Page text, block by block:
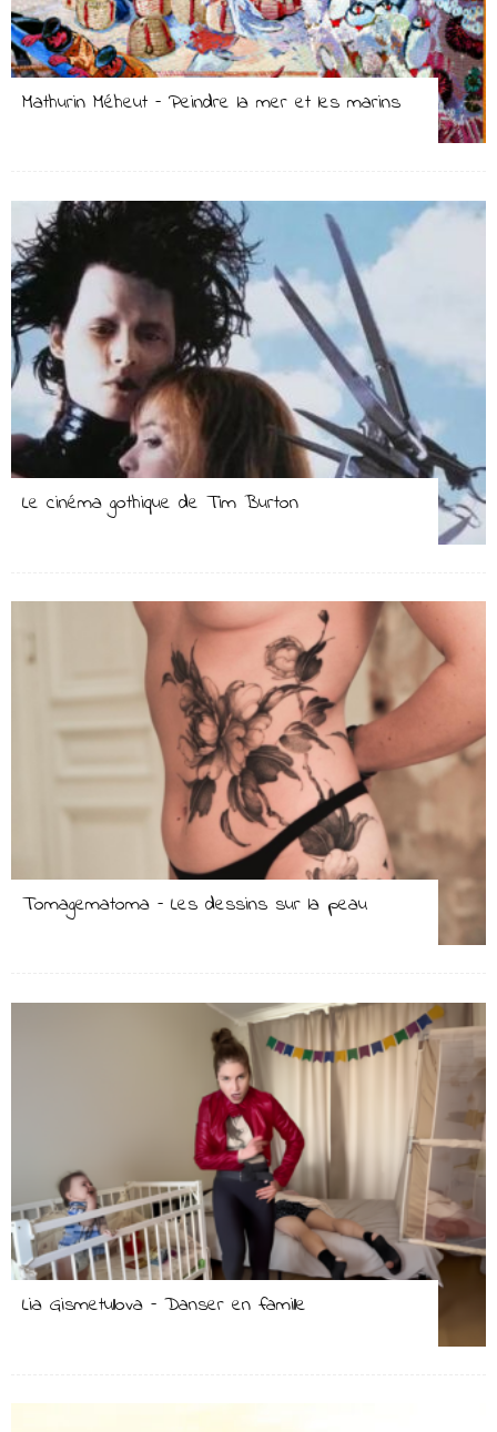
Mathurin Méheut – Peindre la mer et les marins
Le cinéma gothique de Tim Burton
Tomagematoma – Les dessins sur la peau
Lia Gismetullova – Danser en famille